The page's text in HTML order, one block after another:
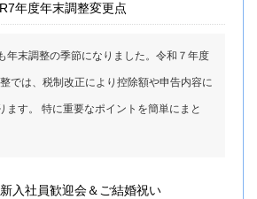
R7年度年末調整変更点
年末調整の季節になりました。令和７年度
では、税制改正により控除額や申告内容に
ます。 特に重要なポイントを簡単にまと
新入社員歓迎会＆ご結婚祝い